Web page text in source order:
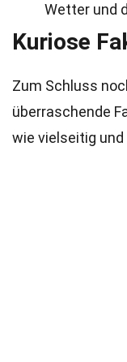
Wetter und
Kuriose
Zum Schluss
überraschende
wie vielseitig